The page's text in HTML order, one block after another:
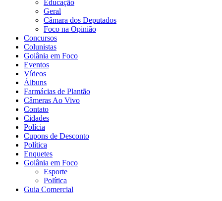
Educação
Geral
Câmara dos Deputados
Foco na Opinião
Concursos
Colunistas
Goiânia em Foco
Eventos
Vídeos
Álbuns
Farmácias de Plantão
Câmeras Ao Vivo
Contato
Cidades
Polícia
Cupons de Desconto
Política
Enquetes
Goiânia em Foco
Esporte
Política
Guia Comercial